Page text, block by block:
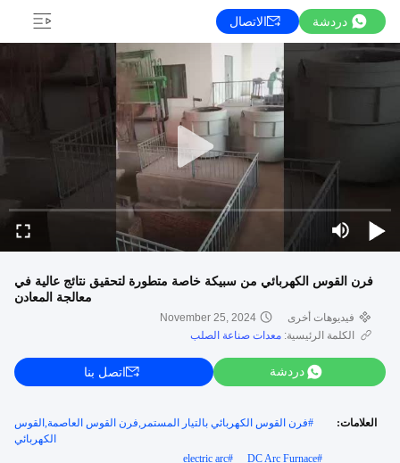
دردشة الاتصال
فرن القوس الكهربائي من سبيكة خاصة متطورة لتحقيق نتائج عالية في
معالجة المعادن
فيديوهات أخرى
November 25, 2024
الكلمة الرئيسية: معدات صناعة الصلب
دردشة اتصل بنا
العلامات: #فرن القوس الكهربائي بالتيار المستمر,فرن القوس العاصمة,القوس
الكهربائي
#
DC Arc Furnace
#
electric arc